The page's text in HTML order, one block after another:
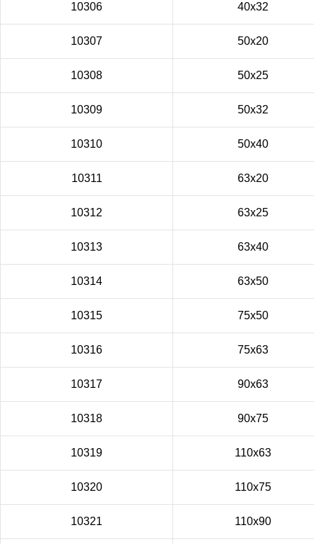
10306 40x32
10307 50x20
10308 50x25
10309 50x32
10310 50x40
10311 63x20
10312 63x25
10313 63x40
10314 63x50
10315 75x50
10316 75x63
10317 90x63
10318 90x75
10319 110x63
10320 110x75
10321 110x90